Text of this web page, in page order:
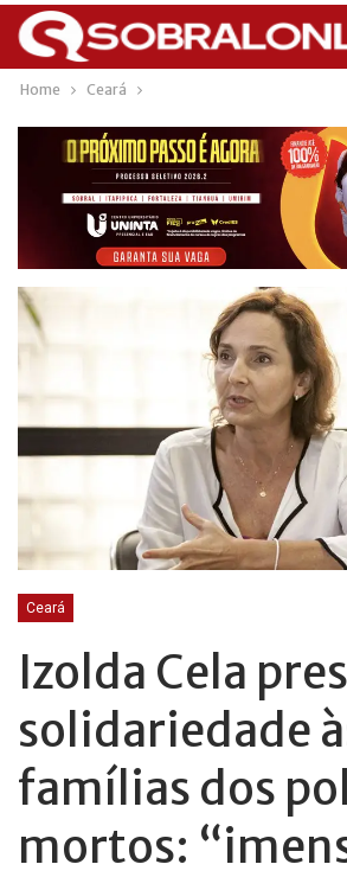
Home Ceará
Ceará
Izolda Cela
solidariedade
famílias dos
mortos: